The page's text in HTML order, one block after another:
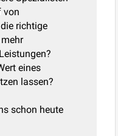
von
richtige
eines
lassen?
schon heute